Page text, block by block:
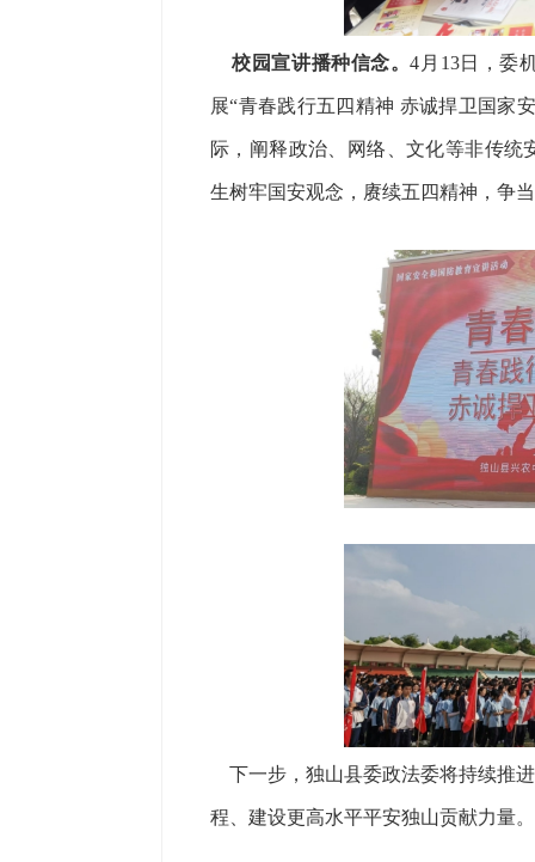
校园宣讲播种信念。4月13日，委
展“青春践行五四精神 赤诚捍卫国家
际，阐释政治、网络、文化等非传
生树牢国安观念，赓续五四精神，争
下一步，独山县委政法委将持续推
程、建设更高水平平安独山贡献力量。